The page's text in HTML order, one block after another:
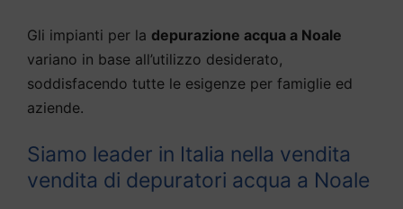
Gli impianti per la depurazione acqua a Noale
variano in base all’utilizzo desiderato,
soddisfacendo tutte le esigenze per famiglie ed
aziende.
Siamo leader in Italia nella vendita
vendita di depuratori acqua a Noale